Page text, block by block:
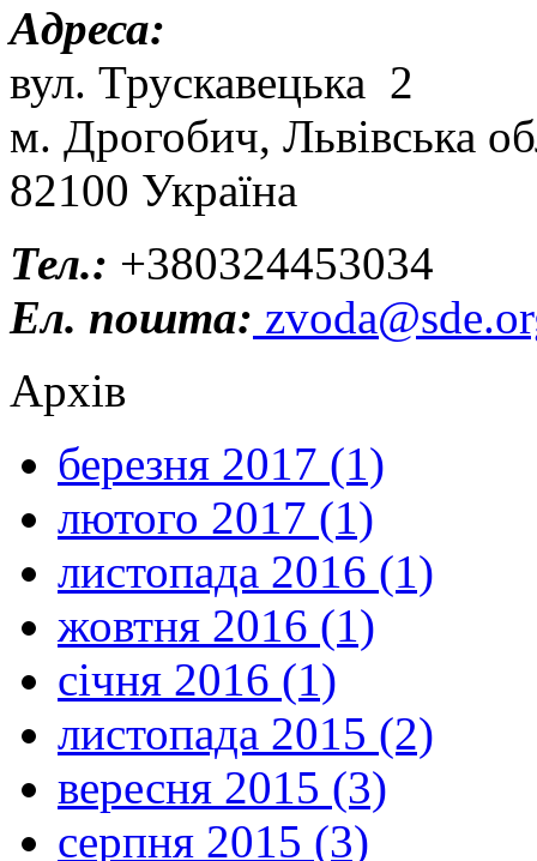
Адреса:
вул. Трускавецька 2
м. Дрогобич, Львівська
82100 Україна
Тел.: +380324453034
Ел. пошта:
Архів
березня 2017 (1)
лютого 2017 (1)
листопада 2016 (1)
жовтня 2016 (1)
січня 2016 (1)
листопада 2015 (2)
вересня 2015 (3)
серпня 2015 (3)